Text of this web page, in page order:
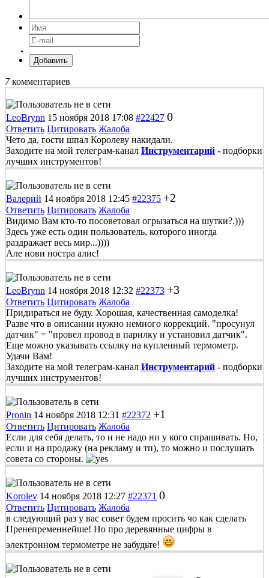
Добавить
7комментариев
LeoBrynn 15 ноября 2018 17:08 #22427 0
Ответить Цитировать Жалоба
Чето да, гости шпал Королеву накидали.
Заходите на мой телеграм-канал Инструментарий - подборки
лучших инструментов!
Валерий 14 ноября 2018 12:45 #22375 +2
Ответить Цитировать Жалоба
Видимо Вам кто-то посоветовал огрызаться на шутки?.)))
Здесь уже есть один пользователь, которого иногда
раздражает весь мир...))))
Але нови ностра алис!
LeoBrynn 14 ноября 2018 12:32 #22373 +3
Ответить Цитировать Жалоба
Придираться не буду. Хорошая, качественная самоделка!
Разве что в описании нужно немного коррекций. "просунул
датчик" = "провел провод в парилку и установил датчик".
Еще можно указывать ссылку на купленный термометр.
Удачи Вам!
Заходите на мой телеграм-канал Инструментарий - подборки
лучших инструментов!
Pronin 14 ноября 2018 12:31 #22372 +1
Ответить Цитировать Жалоба
Если для себя делать, то и не надо ни у кого спрашивать. Но,
если и на продажу (на рекламу и тп), то можно и послушать
совета со стороны.
Korolev 14 ноября 2018 12:27 #22371 0
Ответить Цитировать Жалоба
в следующий раз у вас совет будем просить чо как сделать
Пренепременнейше! Но про деревянные цифры в
электронном термометре не забудьте!